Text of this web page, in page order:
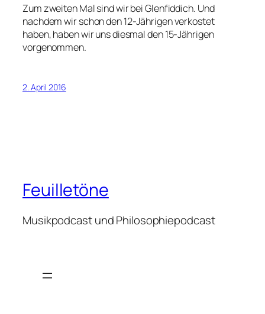
Zum zweiten Mal sind wir bei Glenfiddich. Und
nachdem wir schon den 12-Jährigen verkostet
haben, haben wir uns diesmal den 15-Jährigen
vorgenommen.
2. April 2016
Feuilletöne
Musikpodcast und Philosophiepodcast